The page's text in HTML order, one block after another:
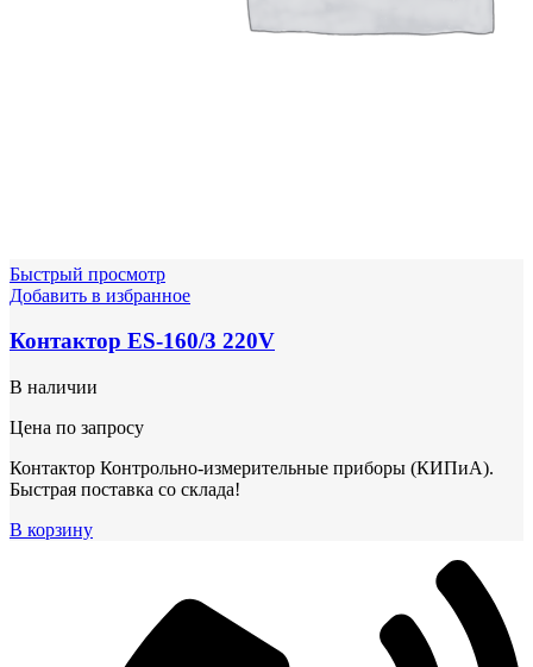
Быстрый просмотр
Добавить в избранное
Контактор ES-160/3 220V
В наличии
Цена по запросу
Контактор Контрольно-измерительные приборы (КИПиА).
Быстрая поставка со склада!
В корзину